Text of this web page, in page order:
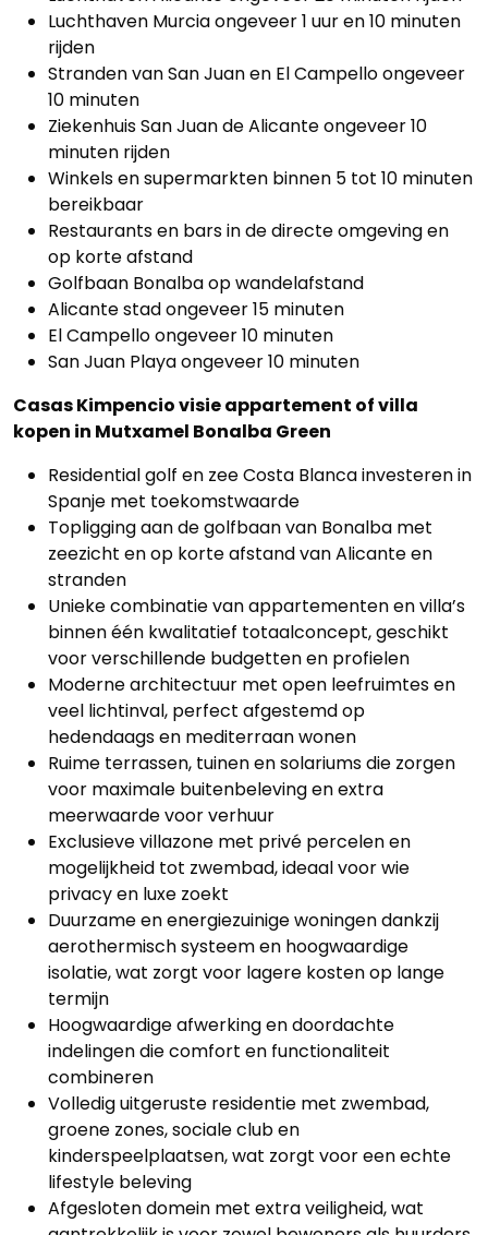
Luchthaven Murcia ongeveer 1 uur en 10 minuten
rijden
Stranden van San Juan en El Campello ongeveer
10 minuten
Ziekenhuis San Juan de Alicante ongeveer 10
minuten rijden
Winkels en supermarkten binnen 5 tot 10 minuten
bereikbaar
Restaurants en bars in de directe omgeving en
op korte afstand
Golfbaan Bonalba op wandelafstand
Alicante stad ongeveer 15 minuten
El Campello ongeveer 10 minuten
San Juan Playa ongeveer 10 minuten
Casas Kimpencio visie appartement of villa
kopen in Mutxamel Bonalba Green
Residential golf en zee Costa Blanca investeren in
Spanje met toekomstwaarde
Topligging aan de golfbaan van Bonalba met
zeezicht en op korte afstand van Alicante en
stranden
Unieke combinatie van appartementen en villa’s
binnen één kwalitatief totaalconcept, geschikt
voor verschillende budgetten en profielen
Moderne architectuur met open leefruimtes en
veel lichtinval, perfect afgestemd op
hedendaags en mediterraan wonen
Ruime terrassen, tuinen en solariums die zorgen
voor maximale buitenbeleving en extra
meerwaarde voor verhuur
Exclusieve villazone met privé percelen en
mogelijkheid tot zwembad, ideaal voor wie
privacy en luxe zoekt
Duurzame en energiezuinige woningen dankzij
aerothermisch systeem en hoogwaardige
isolatie, wat zorgt voor lagere kosten op lange
termijn
Hoogwaardige afwerking en doordachte
indelingen die comfort en functionaliteit
combineren
Volledig uitgeruste residentie met zwembad,
groene zones, sociale club en
kinderspeelplaatsen, wat zorgt voor een echte
lifestyle beleving
Afgesloten domein met extra veiligheid, wat